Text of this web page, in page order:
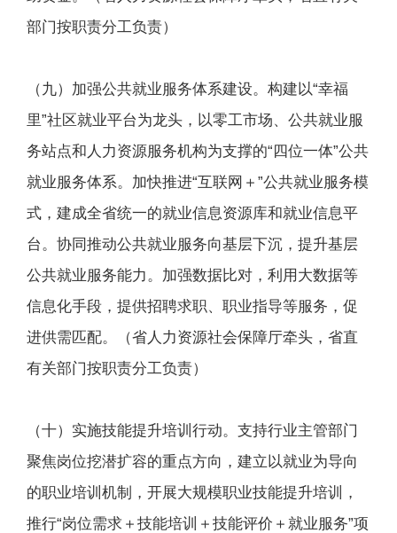
部门按职责分工负责）
（九）加强公共就业服务体系建设。构建以“幸福
里”社区就业平台为龙头，以零工市场、公共就业服
务站点和人力资源服务机构为支撑的“四位一体”公共
就业服务体系。加快推进“互联网＋”公共就业服务模
式，建成全省统一的就业信息资源库和就业信息平
台。协同推动公共就业服务向基层下沉，提升基层
公共就业服务能力。加强数据比对，利用大数据等
信息化手段，提供招聘求职、职业指导等服务，促
进供需匹配。（省人力资源社会保障厅牵头，省直
有关部门按职责分工负责）
（十）实施技能提升培训行动。支持行业主管部门
聚焦岗位挖潜扩容的重点方向，建立以就业为导向
的职业培训机制，开展大规模职业技能提升培训，
推行“岗位需求＋技能培训＋技能评价＋就业服务”项